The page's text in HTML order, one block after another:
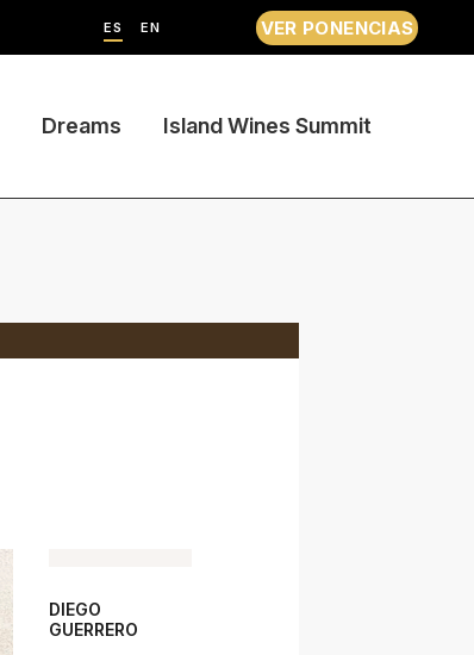
ES EN VER PONENCIAS
Dreams Island Wines Summit
DIEGO
GUERRERO